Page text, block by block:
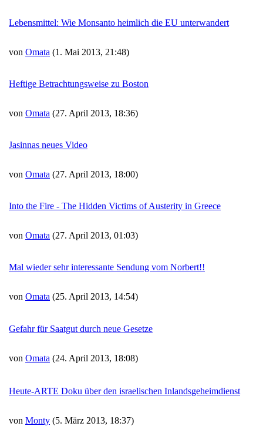
Lebensmittel: Wie Monsanto heimlich die EU unterwandert
von Omata (1. Mai 2013, 21:48)
Heftige Betrachtungsweise zu Boston
von Omata (27. April 2013, 18:36)
Jasinnas neues Video
von Omata (27. April 2013, 18:00)
Into the Fire - The Hidden Victims of Austerity in Greece
von Omata (27. April 2013, 01:03)
Mal wieder sehr interessante Sendung vom Norbert!!
von Omata (25. April 2013, 14:54)
Gefahr für Saatgut durch neue Gesetze
von Omata (24. April 2013, 18:08)
Heute-ARTE Doku über den israelischen Inlandsgeheimdienst
von Monty (5. März 2013, 18:37)